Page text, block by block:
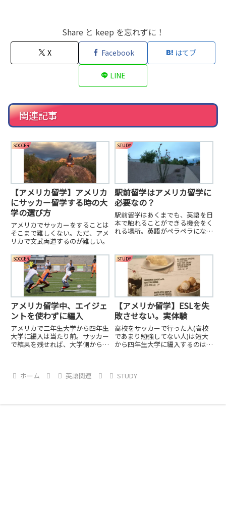
Share と keep を忘れずに！
X Facebook はてブ
LINE
関連記事
SOCCER
【アメリカ留学】アメリカ
にサッカー留学する時の大
学の選び方
アメリカでサッカーをすることは
そこまで難しくない。ただ、アメ
リカで文武両道するのが難しい。
STUDY
駅前留学はアメリカ留学に
必要なの？
駅前留学はあくまでも、英語を日
本で触れることができる機会をく
れる場所。英語がペラペラになり
いい！
SOCCER
アメリカ留学中、エイジェ
ントを使わずに編入
アメリカで二年生大学から四年生
大学に編入は当たり前。サッカー
で結果を残せれば、大学側から声
STUDY
【アメリか留学】ESLを失
敗させない。実体験
高校をサッカーで行った人(高校
であまり勉強してない人)は短大
から四年生大学に編入するのは割
ホーム 英語関連 STUDY